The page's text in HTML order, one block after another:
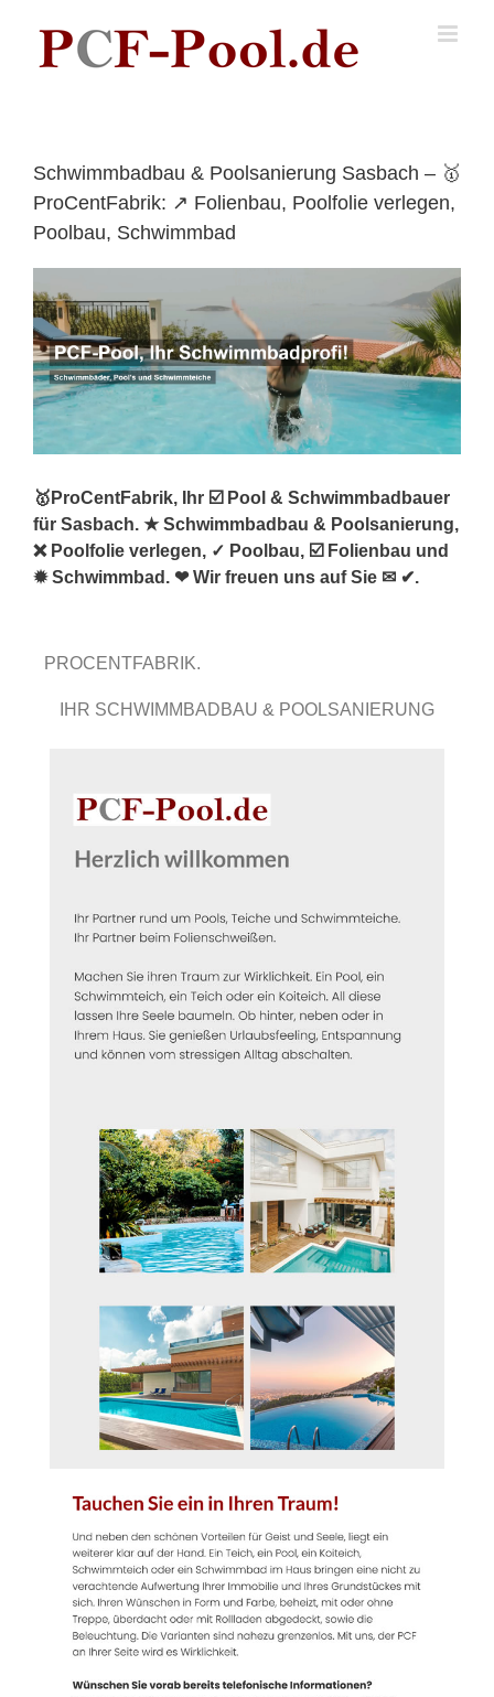
content
Schwimmbadbau & Poolsanierung Sasbach – 🥇
ProCentFabrik: ↗️ Folienbau, Poolfolie verlegen,
Poolbau, Schwimmbad
🥇ProCentFabrik, Ihr ☑️ Pool & Schwimmbadbauer
für Sasbach. ★ Schwimmbadbau & Poolsanierung,
❌ Poolfolie verlegen, ✓ Poolbau, ☑️ Folienbau und
✹ Schwimmbad. ❤ Wir freuen uns auf Sie ✉ ✔.
PROCENTFABRIK.
IHR SCHWIMMBADBAU & POOLSANIERUNG